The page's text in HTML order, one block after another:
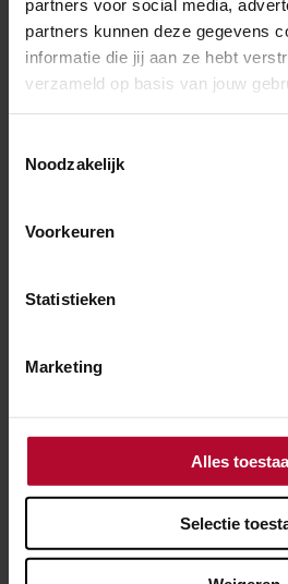
partners voor social media,
partners kunnen deze gegevens
informatie die jij aan ze hebt
verzameld op basis van jouw
Noodzakelijk
Voorkeuren
Statistieken
Marketing
Alles
Selectie
Utrecht en ’s-